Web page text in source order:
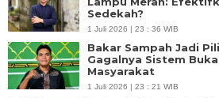
Sedekah?
1 Juli 2026 | 23 : 36 WIB
Bakar Sampah Jadi
Gagalnya Sistem
Masyarakat
1 Juli 2026 | 23 : 21 WIB